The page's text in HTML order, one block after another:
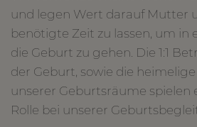
und legen Wert darauf Mutter
benötigte Zeit zu lassen, um in
die Geburt zu gehen. Die 1:1
der Geburt, sowie die
unserer Geburtsräume spielen
Rolle bei unserer